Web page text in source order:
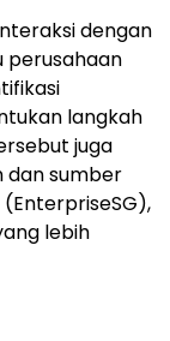
dengan
perusahaan
langkah
juga
dan sumber
lebih